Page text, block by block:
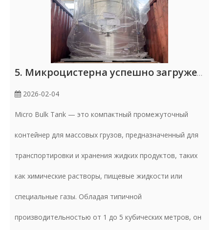
5. Микроцистерна успешно загружена для экспорта в Таиланд
2026-02-04
Micro Bulk Tank — это компактный промежуточный
контейнер для массовых грузов, предназначенный для
транспортировки и хранения жидких продуктов, таких
как химические растворы, пищевые жидкости или
специальные газы. Обладая типичной
производительностью от 1 до 5 кубических метров, он